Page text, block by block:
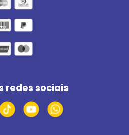
redes sociais